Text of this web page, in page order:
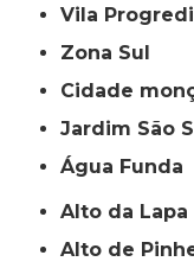
Vila
Zona Sul
cidade
jardim São
Água Funda
Alto da Lapa
Alto de